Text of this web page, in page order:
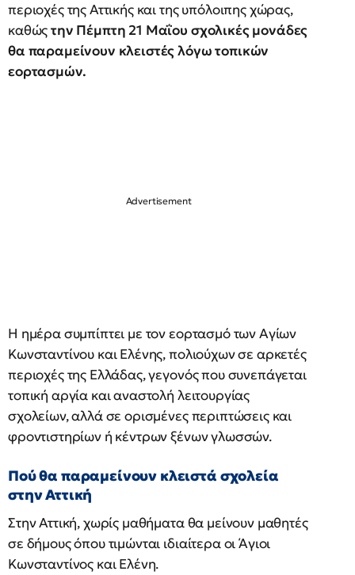
περιοχές της Αττικής και της υπόλοιπης χώρας,
καθώςτην Πέμπτη 21 Μαΐου σχολικές μονάδες
θα παραμείνουν κλειστές λόγω τοπικών
εορτασμών.
Η ημέρα συμπίπτει με τον εορτασμό των Αγίων
Κωνσταντίνου και Ελένης, πολιούχων σε αρκετές
περιοχές της Ελλάδας, γεγονός που συνεπάγεται
τοπική αργία και αναστολή λειτουργίας
σχολείων, αλλά σε ορισμένες περιπτώσεις και
φροντιστηρίων ή κέντρων ξένων γλωσσών.
Πού θα παραμείνουν κλειστά σχολεία
στην Αττική
Στην Αττική, χωρίς μαθήματα θα μείνουν μαθητές
σε δήμους όπου τιμώνται ιδιαίτερα οι Άγιοι
Κωνσταντίνος και Ελένη.